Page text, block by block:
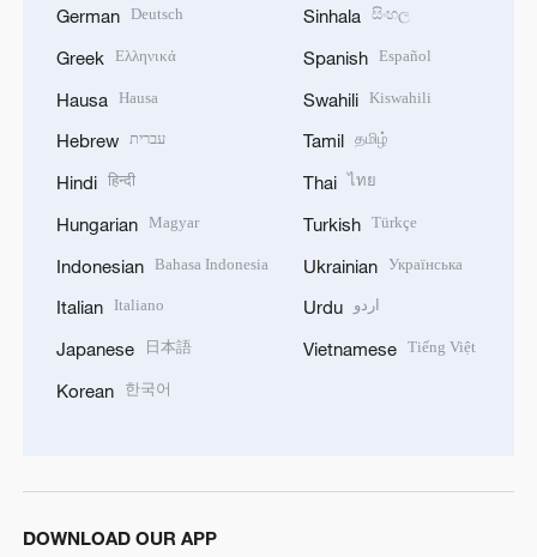
German Deutsch
Greek Ελληνικά
Hausa Hausa
Hebrew עברית
Hindi हिन्दी
Hungarian Magyar
Indonesian Bahasa Indonesia
Italian Italiano
Japanese 日本語
Korean 한국어
Sinhala සිංහල
Spanish Español
Swahili Kiswahili
Tamil தமிழ்
Thai ไทย
Turkish Türkçe
Ukrainian Українська
Urdu اردو
Vietnamese Tiếng Việt
DOWNLOAD OUR APP